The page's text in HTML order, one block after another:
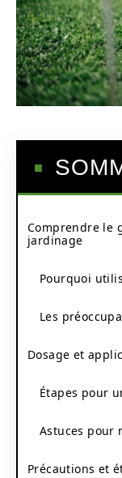
Comprendre le
jardinage
Pourquoi
Les
Dosage et
Étapes pour
Astuces pour
Précautions et